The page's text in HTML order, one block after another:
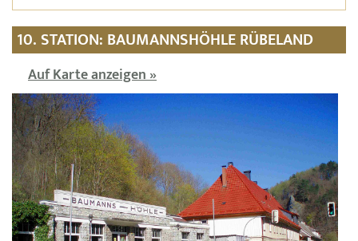
10. STATION: BAUMANNSHÖHLE RÜBELAND
Auf Karte anzeigen »